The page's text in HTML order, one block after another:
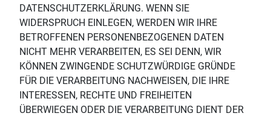
DATENSCHUTZERKLÄRUNG. WENN SIE
WIDERSPRUCH EINLEGEN, WERDEN WIR IHRE
BETROFFENEN PERSONENBEZOGENEN DATEN
NICHT MEHR VERARBEITEN, ES SEI DENN, WIR
KÖNNEN ZWINGENDE SCHUTZWÜRDIGE GRÜNDE
FÜR DIE VERARBEITUNG NACHWEISEN, DIE IHRE
INTERESSEN, RECHTE UND FREIHEITEN
ÜBERWIEGEN ODER DIE VERARBEITUNG DIENT DER